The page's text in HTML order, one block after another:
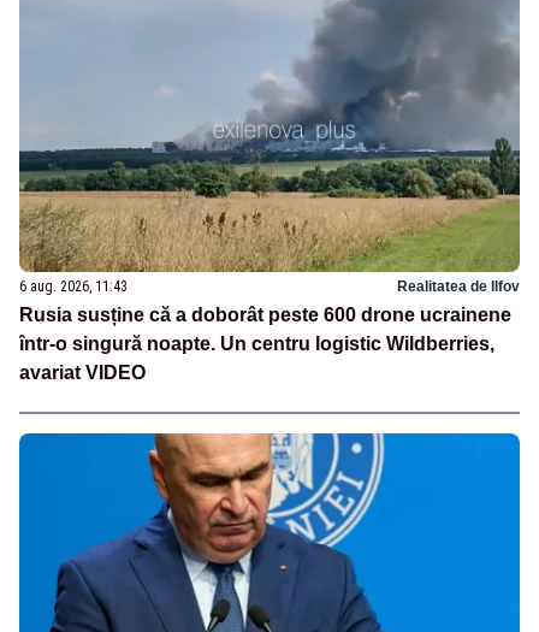
6 aug. 2026, 11:43 Realitatea de Ilfov
Rusia susține că a doborât peste 600 drone ucrainene
într-o singură noapte. Un centru logistic Wildberries,
avariat VIDEO